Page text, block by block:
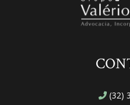
(32)